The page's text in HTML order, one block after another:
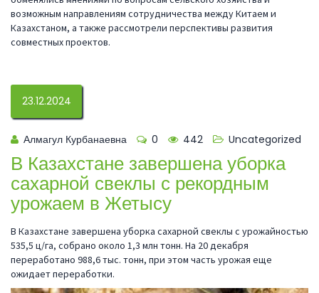
возможным направлениям сотрудничества между Китаем и
Казахстаном, а также рассмотрели перспективы развития
совместных проектов.
23.12.2024
Алмагул Курбанаевна 0 442 Uncategorized
В Казахстане завершена уборка
сахарной свеклы с рекордным
урожаем в Жетысу
В Казахстане завершена уборка сахарной свеклы с урожайностью
535,5 ц/га, собрано около 1,3 млн тонн. На 20 декабря
переработано 988,6 тыс. тонн, при этом часть урожая еще
ожидает переработки.